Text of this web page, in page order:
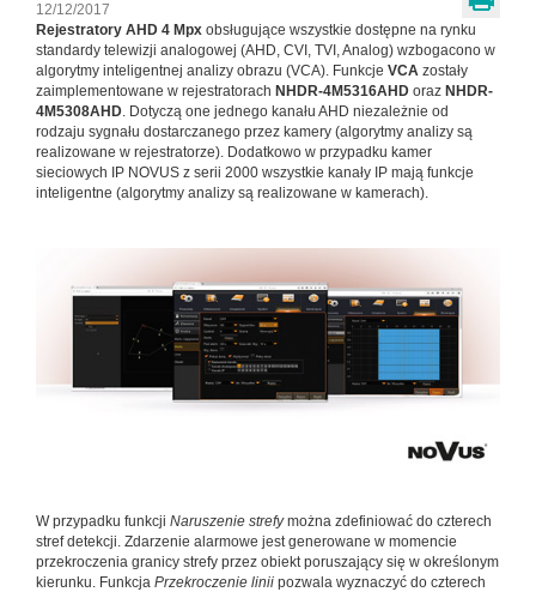
12/12/2017
Rejestratory AHD 4 Mpx obsługujące wszystkie dostępne na rynku
standardy telewizji analogowej (AHD, CVI, TVI, Analog) wzbogacono w
algorytmy inteligentnej analizy obrazu (VCA). Funkcje VCA zostały
zaimplementowane w rejestratorach NHDR-4M5316AHD oraz NHDR-
4M5308AHD. Dotyczą one jednego kanału AHD niezależnie od
rodzaju sygnału dostarczanego przez kamery (algorytmy analizy są
realizowane w rejestratorze). Dodatkowo w przypadku kamer
sieciowych IP NOVUS z serii 2000 wszystkie kanały IP mają funkcje
inteligentne (algorytmy analizy są realizowane w kamerach).
W przypadku funkcji Naruszenie strefymożna zdefiniować do czterech
stref detekcji. Zdarzenie alarmowe jest generowane w momencie
przekroczenia granicy strefy przez obiekt poruszający się w określonym
kierunku. Funkcja Przekroczenie linii pozwala wyznaczyć do czterech